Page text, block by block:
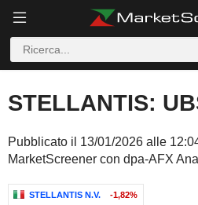
STELLANTIS:
Pubblicato il 13/01/2026 alle
MarketScreener con dpa-AFX
STELLANTIS N.V. -1,82%